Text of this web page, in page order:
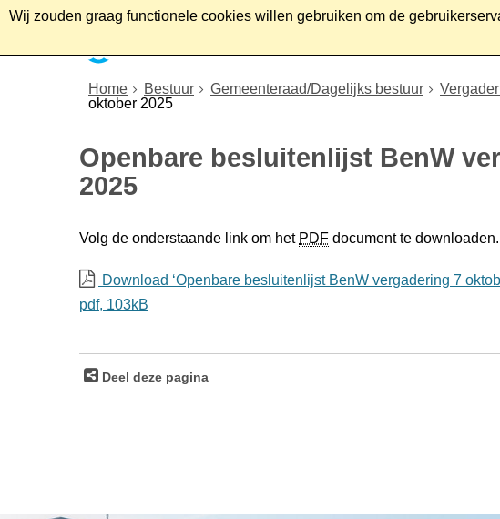
Wij zouden graag functionele cookies willen gebruiken om de
Home Bestuur Gemeenteraad/Dagelijks bestuur
oktober 2025
Openbare besluitenlijst BenW
2025
Volg de onderstaande link om het PDF document te downloaden.
Download ‘Openbare besluitenlijst BenW vergadering 7
pdf, 103kB
Deel deze pagina